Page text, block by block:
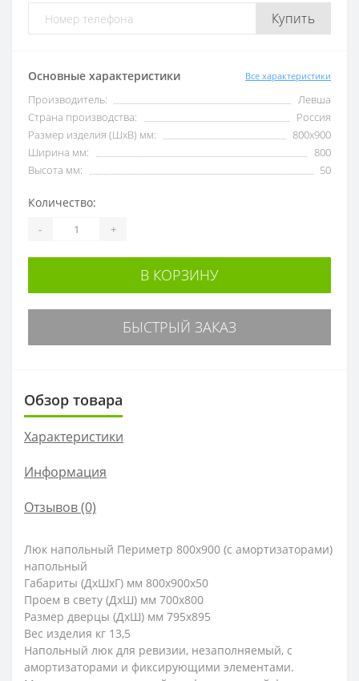
Купить
Основные характеристики Все характеристики
Производитель:
Левша
Страна производства:
Россия
Размер изделия (ШхВ) мм:
800х900
Ширина мм:
800
Высота мм:
50
Количество:
- +
В КОРЗИНУ
БЫСТРЫЙ ЗАКАЗ
Обзор товара
Характеристики
Информация
Отзывов (0)
Люк напольный Периметр 800х900 (с амортизаторами)
напольный
Габариты (ДхШхГ) мм 800х900х50
Проем в свету (ДхШ) мм 700х800
Размер дверцы (ДхШ) мм 795х895
Вес изделия кг 13,5
Напольный люк для ревизии, незаполняемый, с
амортизаторами и фиксирующими элементами.